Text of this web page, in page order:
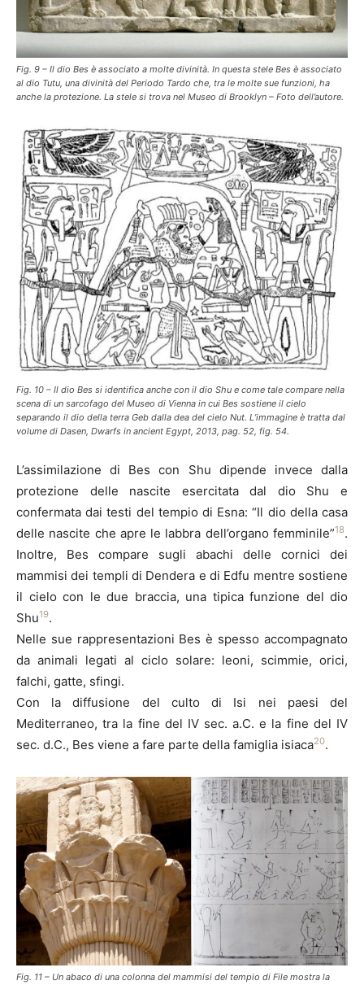
Fig. 9 – Il dio Bes è associato a molte divinità. In questa stele Bes è associato
al dio Tutu, una divinità del Periodo Tardo che, tra le molte sue funzioni, ha
anche la protezione. La stele si trova nel Museo di Brooklyn – Foto dell’autore.
Fig. 10 – Il dio Bes si identifica anche con il dio Shu e come tale compare nella
scena di un sarcofago del Museo di Vienna in cui Bes sostiene il cielo
separando il dio della terra Geb dalla dea del cielo Nut. L’immagine è tratta dal
volume di Dasen, Dwarfs in ancient Egypt, 2013, pag. 52, fig. 54.
L’assimilazione di Bes con Shu dipende invece dalla
protezione delle nascite esercitata dal dio Shu e
confermata dai testi del tempio di Esna: “Il dio della casa
delle nascite che apre le labbra dell’organo femminile”18.
Inoltre, Bes compare sugli abachi delle cornici dei
mammisi dei templi di Dendera e di Edfu mentre sostiene
il cielo con le due braccia, una tipica funzione del dio
Shu19.
Nelle sue rappresentazioni Bes è spesso accompagnato
da animali legati al ciclo solare: leoni, scimmie, orici,
falchi, gatte, sfingi.
Con la diffusione del culto di Isi nei paesi del
Mediterraneo, tra la fine del IV sec. a.C. e la fine del IV
sec. d.C., Bes viene a fare parte della famiglia isiaca20.
Fig. 11 – Un abaco di una colonna del mammisi del tempio di File mostra la